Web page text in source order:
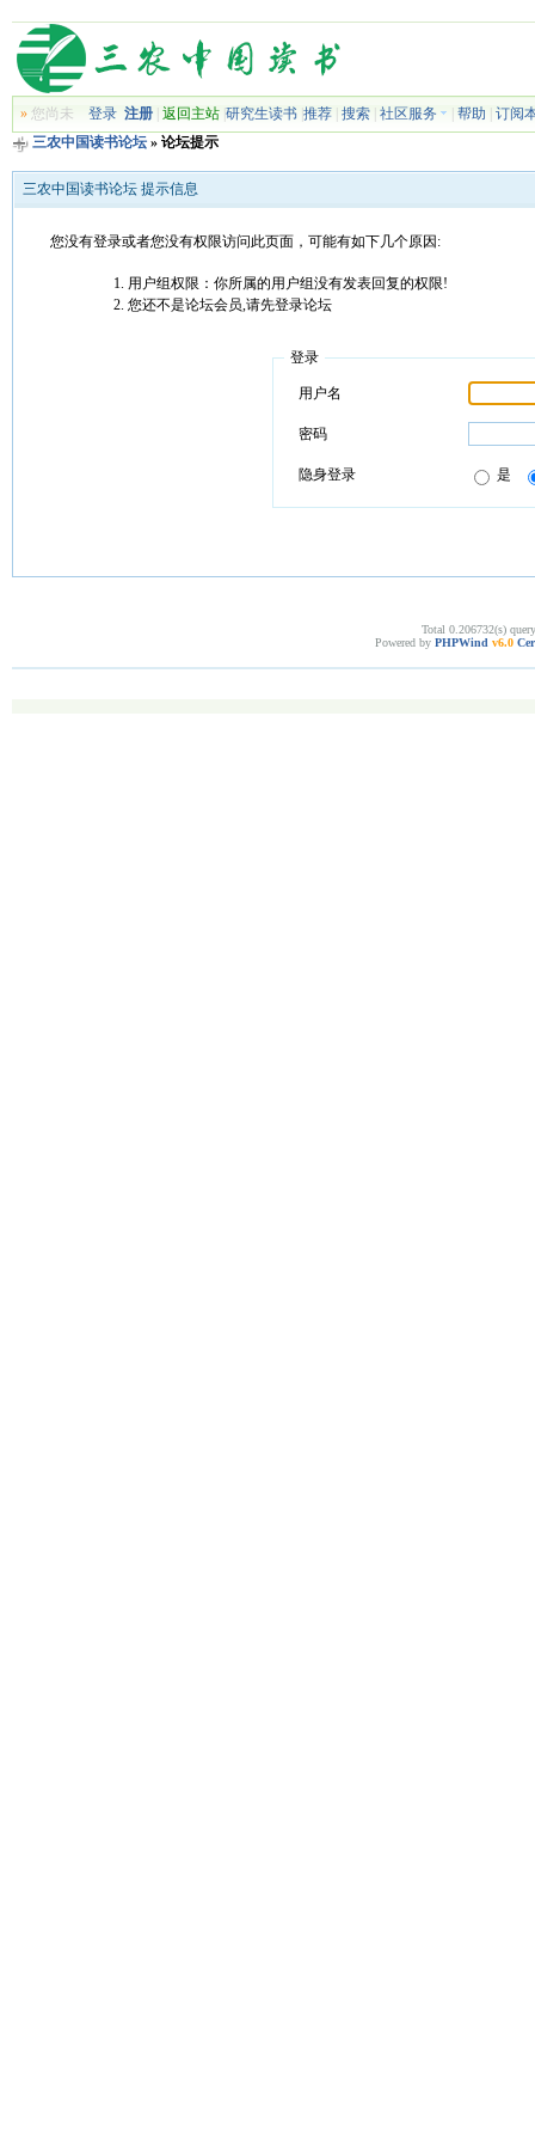
»您尚未 登录 注册| 返回主站| 研究生读书| 推荐| 搜索| 社区服务 帮助
订阅
三农中国读书论坛» 论坛提示
三农中国读书论坛 提示信息
您没有登录或者您没有权限访问此页面，可能有如下几个原因:
用户组权限：你所属的用户组没有发表回复的权限!
您还不是论坛会员,请先登录论坛
登录
用户名
密码
隐身登录 是
Total 0.206732(s)
Powered by PHPWind v6.0